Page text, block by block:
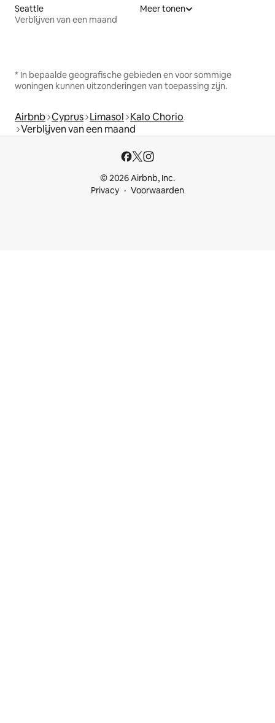
Seattle
Verblijven van een maand
Meer tonen
* In bepaalde geografische gebieden en voor sommige
woningen kunnen uitzonderingen van toepassing zijn.
Airbnb Cyprus Limasol Kalo Chorio
Verblijven van een maand
© 2026 Airbnb, Inc.
Privacy
Voorwaarden